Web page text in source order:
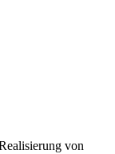
von